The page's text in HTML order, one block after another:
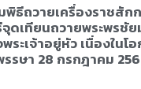
ธีถวายเครื่องราชสักก
ดเทียนถวายพระพรชั
ระเจ้าอยู่หัว เนื่องในโ
รษา 28 กรกฎาคม